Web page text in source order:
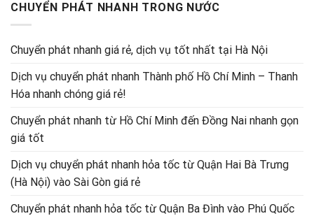
CHUYỂN PHÁT NHANH TRONG NƯỚC
Chuyển phát nhanh giá rẻ, dịch vụ tốt nhất tại Hà Nội
Dịch vụ chuyển phát nhanh Thành phố Hồ Chí Minh – Thanh
Hóa nhanh chóng giá rẻ!
Chuyển phát nhanh từ Hồ Chí Minh đến Đồng Nai nhanh gọn
giá tốt
Dịch vụ chuyển phát nhanh hỏa tốc từ Quận Hai Bà Trưng
(Hà Nội) vào Sài Gòn giá rẻ
Chuyển phát nhanh hỏa tốc từ Quận Ba Đình vào Phú Quốc